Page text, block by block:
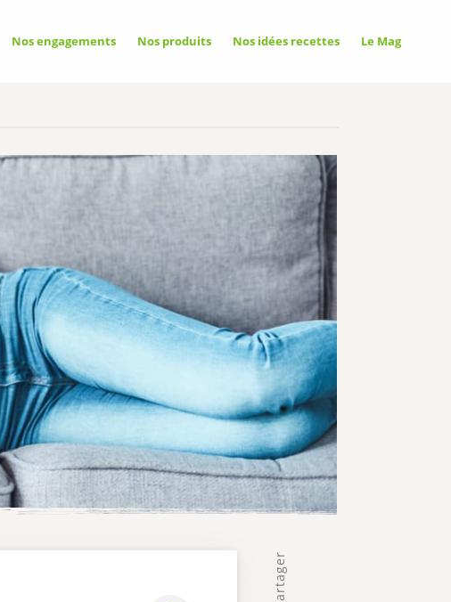
Nos engagements Nos produits Nos idées recettes Le Mag
Partager
Allow